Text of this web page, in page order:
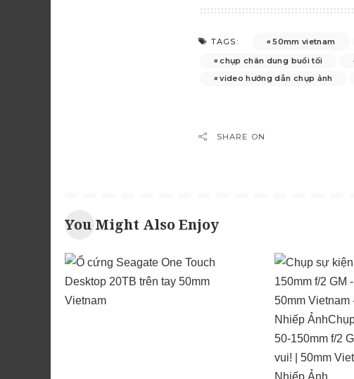
TAGS: 50mm vietnam
chụp chân dung buổi tối
video hướng dẫn chụp ảnh
SHARE ON
You Might Also Enjoy